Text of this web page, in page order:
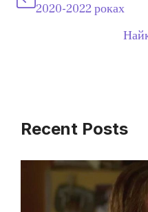
2020-2022 роках
Recent Posts